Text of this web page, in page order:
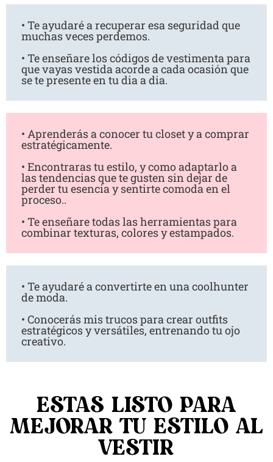
• Te ayudaré a recuperar esa seguridad que
muchas veces perdemos.
• Te enseñare los códigos de vestimenta para
que vayas vestida acorde a cada ocasión que
se te presente en tu dia a dia.
• Aprenderás a conocer tu closet y a comprar
estratégicamente.
• Encontraras tu estilo, y como adaptarlo a
las tendencias que te gusten sin dejar de
perder tu esencia y sentirte comoda en el
proceso..
• Te enseñare todas las herramientas para
combinar texturas, colores y estampados.
• Te ayudaré a convertirte en una coolhunter
de moda.
• Conocerás mis trucos para crear outfits
estratégicos y versátiles, entrenando tu ojo
creativo.
ESTAS LISTO PARA
MEJORAR TU ESTILO AL
VESTIR